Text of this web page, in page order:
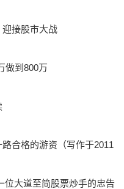
接股市大战
做到800万
合格的游资（写作于2011
位大道至简股票炒手的忠告